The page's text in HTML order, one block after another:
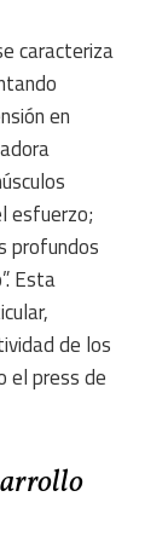
caracteriza
en
esfuerzo;
profundos
Esta
de los
el press de